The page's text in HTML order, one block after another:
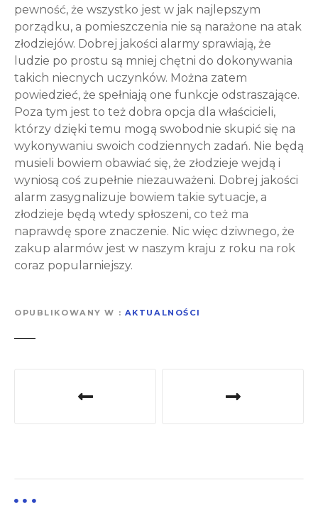
pewność, że wszystko jest w jak najlepszym
porządku, a pomieszczenia nie są narażone na atak
złodziejów. Dobrej jakości alarmy sprawiają, że
ludzie po prostu są mniej chętni do dokonywania
takich niecnych uczynków. Można zatem
powiedzieć, że spełniają one funkcje odstraszające.
Poza tym jest to też dobra opcja dla właścicieli,
którzy dzięki temu mogą swobodnie skupić się na
wykonywaniu swoich codziennych zadań. Nie będą
musieli bowiem obawiać się, że złodzieje wejdą i
wyniosą coś zupełnie niezauważeni. Dobrej jakości
alarm zasygnalizuje bowiem takie sytuacje, a
złodzieje będą wtedy spłoszeni, co też ma
naprawdę spore znaczenie. Nic więc dziwnego, że
zakup alarmów jest w naszym kraju z roku na rok
coraz popularniejszy.
OPUBLIKOWANY W AKTUALNOŚCI
g